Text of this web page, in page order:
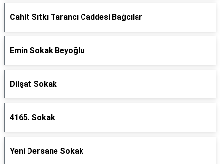
Cahit Sıtkı Tarancı Caddesi Bağcılar
Emin Sokak Beyoğlu
Dilşat Sokak
4165. Sokak
Yeni Dersane Sokak